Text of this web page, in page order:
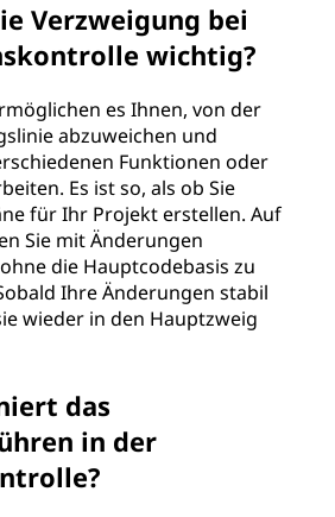
Verzweigung bei
wichtig?
es Ihnen, von der
abzuweichen und
Funktionen oder
Es ist so, als ob Sie
für Ihr Projekt erstellen. Auf
Sie mit Änderungen
die Hauptcodebasis zu
Ihre Änderungen stabil
wieder in den Hauptzweig
das
in der